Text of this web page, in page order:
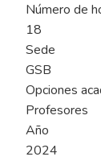
Número de
18
Sede
GSB
Opciones
Profesores
Año
2024